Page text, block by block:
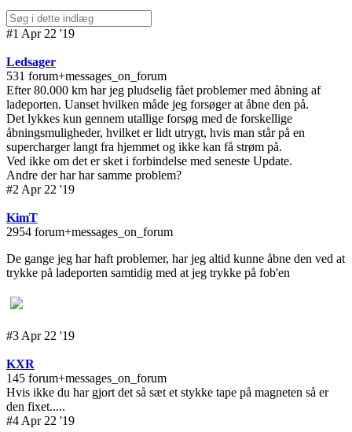
#1 Apr 22 '19
Ledsager
531 forum+messages_on_forum
Efter 80.000 km har jeg pludselig fået problemer med åbning af
ladeporten. Uanset hvilken måde jeg forsøger at åbne den på.
Det lykkes kun gennem utallige forsøg med de forskellige
åbningsmuligheder, hvilket er lidt utrygt, hvis man står på en
supercharger langt fra hjemmet og ikke kan få strøm på.
Ved ikke om det er sket i forbindelse med seneste Update.
Andre der har har samme problem?
#2 Apr 22 '19
KimT
2954 forum+messages_on_forum
De gange jeg har haft problemer, har jeg altid kunne åbne den ved at
trykke på ladeporten samtidig med at jeg trykke på fob'en
#3 Apr 22 '19
KXR
145 forum+messages_on_forum
Hvis ikke du har gjort det så sæt et stykke tape på magneten så er
den fixet.....
#4 Apr 22 '19